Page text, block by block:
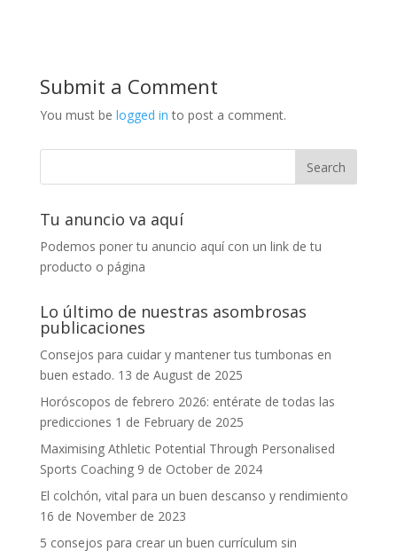
Submit a Comment
You must be logged in to post a comment.
Tu anuncio va aquí
Podemos poner tu anuncio aquí con un link de tu
producto o página
Lo último de nuestras asombrosas
publicaciones
Consejos para cuidar y mantener tus tumbonas en
buen estado. 13 de August de 2025
Horóscopos de febrero 2026: entérate de todas las
predicciones 1 de February de 2025
Maximising Athletic Potential Through Personalised
Sports Coaching 9 de October de 2024
El colchón, vital para un buen descanso y rendimiento
16 de November de 2023
5 consejos para crear un buen currículum sin